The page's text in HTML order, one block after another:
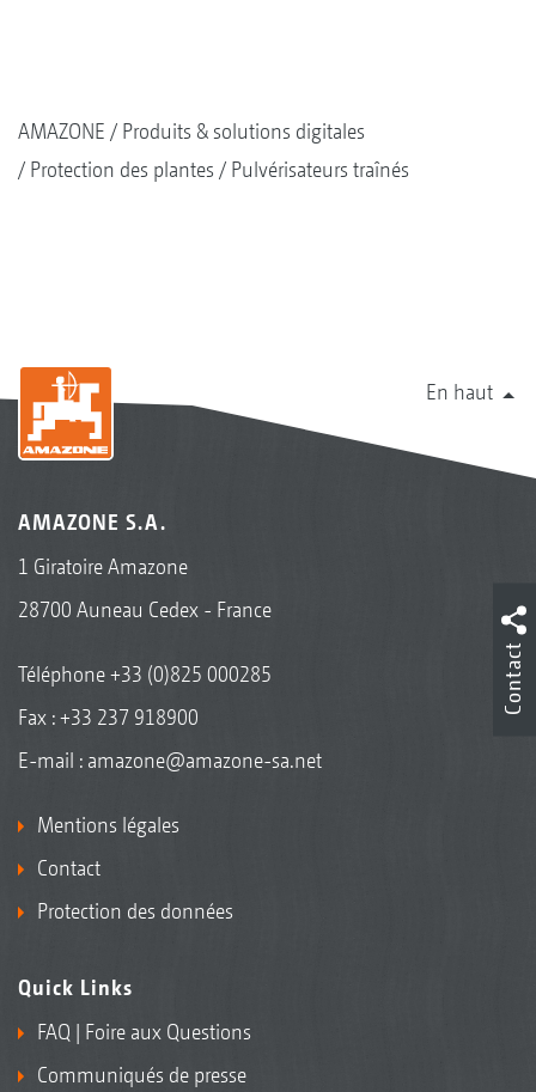
AMAZONE
Produits & solutions digitales
Protection des plantes
Pulvérisateurs traînés
En haut
AMAZONE S.A.
1 Giratoire Amazone
28700 Auneau Cedex - France
Téléphone+33 (0)825 000285
Fax : +33 237 918900
E-mail : amazone@amazone-sa.net
Mentions légales
Contact
Protection des données
Quick Links
FAQ | Foire aux Questions
Communiqués de presse
Contact